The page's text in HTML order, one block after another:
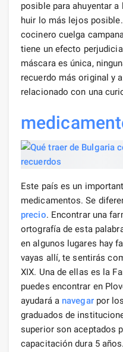
posible para ahuyentar
huir lo más lejos
cocinero cuelga
tiene un efecto
máscara es única,
recuerdo más original y
relacionado con una
Este país es un
medicamentos. Se
precio. Encontrar una
ortografía de esta
en algunos lugares hay
vayas allí, te sentirás
XIX. Una de ellas es la
puedes encontrar en
ayudará a navegarpor
graduados de
superior son aceptados
capacitación dura 5